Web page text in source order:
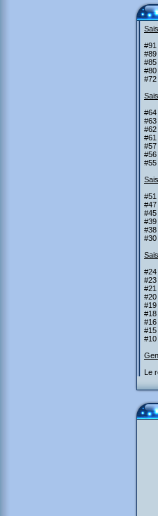
#85
#80
#64
#63
#61
#57
#51
#47
#38
#30
#24
#20
#18
#16
Le